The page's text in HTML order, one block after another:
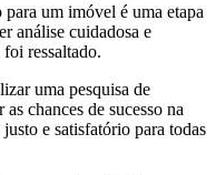
um imóvel é uma etapa
análise cuidadosa e
ressaltado.
uma pesquisa de
chances de sucesso na
e satisfatório para todas